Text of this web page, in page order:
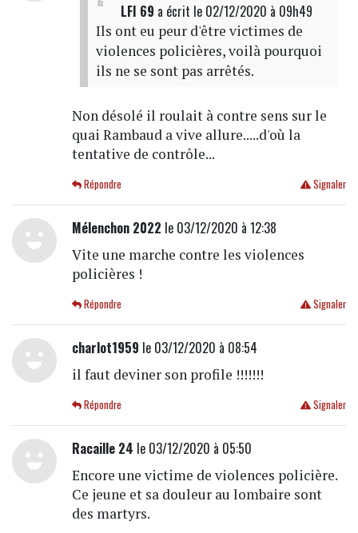
LFI 69 a écrit le 02/12/2020 à 09h49
Ils ont eu peur d'être victimes de
violences policières, voilà pourquoi
ils ne se sont pas arrêtés.
Non désolé il roulait à contre sens sur le
quai Rambaud a vive allure.....d'où la
tentative de contrôle...
Signaler
Répondre
Mélenchon 2022 le 03/12/2020 à 12:38
Vite une marche contre les violences
policières !
Signaler
Répondre
charlot1959 le 03/12/2020 à 08:54
il faut deviner son profile !!!!!!!
Signaler
Répondre
Racaille 24 le 03/12/2020 à 05:50
Encore une victime de violences policière.
Ce jeune et sa douleur au lombaire sont
des martyrs.